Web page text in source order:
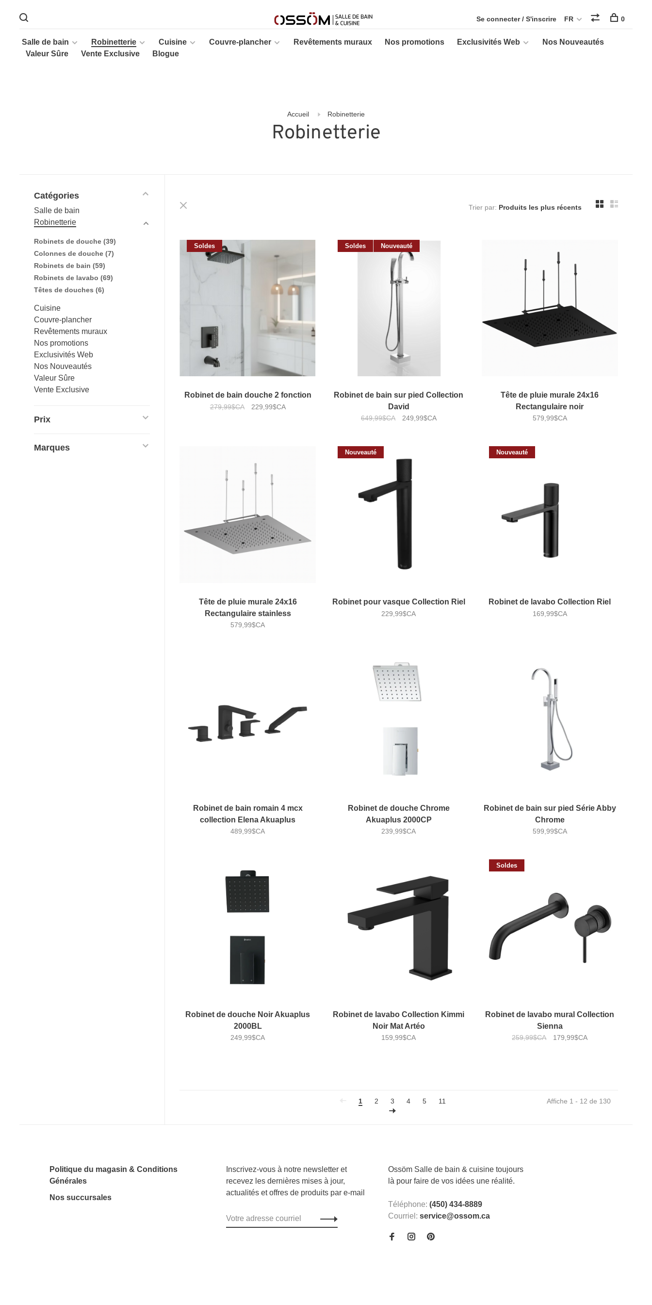
Salle de bain Robinetterie Cuisine Couvre-plancher Revêtements muraux Nos promotions Exclusivités Web
Nos Nouveautés
Valeur Sûre
Vente Exclusive Blogue
Se connecter / S'inscrire FR 0
Accueil Robinetterie
Robinetterie
Catégories
Salle de bain
Robinetterie
Robinets de douche (39)
Colonnes de douche (7)
Robinets de bain (59)
Robinets de lavabo (69)
Têtes de douches (6)
Cuisine
Couvre-plancher
Revêtements muraux
Nos promotions
Exclusivités Web
Nos Nouveautés
Valeur Sûre
Vente Exclusive
Prix
Marques
Trier par:
Soldes
Robinet de bain douche 2 fonction
279,99$CA 229,99$CA
Soldes Nouveauté
Robinet de bain sur pied Collection
David
649,99$CA 249,99$CA
Tête de pluie murale 24x16
Rectangulaire noir
579,99$CA
Tête de pluie murale 24x16
Rectangulaire stainless
579,99$CA
Nouveauté
Robinet pour vasque Collection Riel
229,99$CA
Nouveauté
Robinet de lavabo Collection Riel
169,99$CA
Robinet de bain romain 4 mcx
collection Elena Akuaplus
489,99$CA
Robinet de douche Chrome
Akuaplus 2000CP
239,99$CA
Robinet de bain sur pied Série Abby
Chrome
599,99$CA
Robinet de douche Noir Akuaplus
2000BL
249,99$CA
Robinet de lavabo Collection Kimmi
Noir Mat Artéo
159,99$CA
Soldes
Robinet de lavabo mural Collection
Sienna
259,99$CA 179,99$CA
1 2 3 4 5 11 Affiche 1 - 12 de 130
Politique du magasin & Conditions
Générales
Nos succursales
Inscrivez-vous à notre newsletter et
recevez les dernières mises à jour,
actualités et offres de produits par e-mail
Ossöm Salle de bain & cuisine toujours
là pour faire de vos idées une réalité.
Téléphone: (450) 434-8889
Courriel: service@ossom.ca